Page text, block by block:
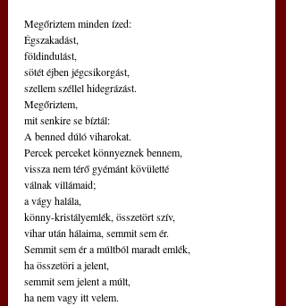
Megőriztem minden ízed:
Égszakadást,
földindulást,
sötét éjben jégcsikorgást,
szellem széllel hidegrázást.
Megőriztem,
mit senkire se bíztál:
A benned dúló viharokat.
Percek perceket könnyeznek bennem,
vissza nem térő gyémánt kövületté
válnak villámaid;
a vágy halála,
könny-kristályemlék, összetört szív,
vihar után hálaima, semmit sem ér.
Semmit sem ér a múltból maradt emlék,
ha összetöri a jelent,
semmit sem jelent a múlt,
ha nem vagy itt velem.